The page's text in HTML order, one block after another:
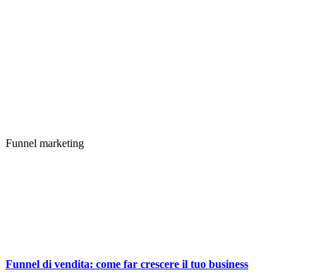
Funnel marketing
Funnel di vendita: come far crescere il tuo business